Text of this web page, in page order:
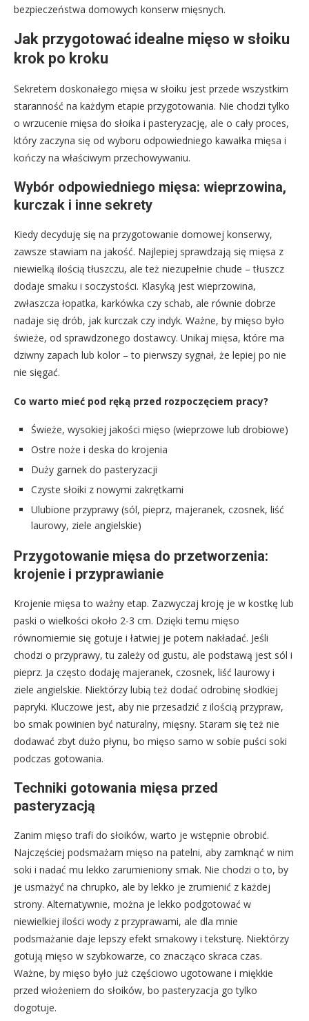
bezpieczeństwa domowych konserw mięsnych.
Jak przygotować idealne mięso w słoiku
krok po kroku
Sekretem doskonałego mięsa w słoiku jest przede wszystkim
staranność na każdym etapie przygotowania. Nie chodzi tylko
o wrzucenie mięsa do słoika i pasteryzację, ale o cały proces,
który zaczyna się od wyboru odpowiedniego kawałka mięsa i
kończy na właściwym przechowywaniu.
Wybór odpowiedniego mięsa: wieprzowina,
kurczak i inne sekrety
Kiedy decyduję się na przygotowanie domowej konserwy,
zawsze stawiam na jakość. Najlepiej sprawdzają się mięsa z
niewielką ilością tłuszczu, ale też niezupełnie chude – tłuszcz
dodaje smaku i soczystości. Klasyką jest wieprzowina,
zwłaszcza łopatka, karkówka czy schab, ale równie dobrze
nadaje się drób, jak kurczak czy indyk. Ważne, by mięso było
świeże, od sprawdzonego dostawcy. Unikaj mięsa, które ma
dziwny zapach lub kolor – to pierwszy sygnał, że lepiej po nie
nie sięgać.
Co warto mieć pod ręką przed rozpoczęciem pracy?
Świeże, wysokiej jakości mięso (wieprzowe lub drobiowe)
Ostre noże i deska do krojenia
Duży garnek do pasteryzacji
Czyste słoiki z nowymi zakrętkami
Ulubione przyprawy (sól, pieprz, majeranek, czosnek, liść
laurowy, ziele angielskie)
Przygotowanie mięsa do przetworzenia:
krojenie i przyprawianie
Krojenie mięsa to ważny etap. Zazwyczaj kroję je w kostkę lub
paski o wielkości około 2-3 cm. Dzięki temu mięso
równomiernie się gotuje i łatwiej je potem nakładać. Jeśli
chodzi o przyprawy, tu zależy od gustu, ale podstawą jest sól i
pieprz. Ja często dodaję majeranek, czosnek, liść laurowy i
ziele angielskie. Niektórzy lubią też dodać odrobinę słodkiej
papryki. Kluczowe jest, aby nie przesadzić z ilością przypraw,
bo smak powinien być naturalny, mięsny. Staram się też nie
dodawać zbyt dużo płynu, bo mięso samo w sobie puści soki
podczas gotowania.
Techniki gotowania mięsa przed
pasteryzacją
Zanim mięso trafi do słoików, warto je wstępnie obrobić.
Najczęściej podsmażam mięso na patelni, aby zamknąć w nim
soki i nadać mu lekko zarumieniony smak. Nie chodzi o to, by
je usmażyć na chrupko, ale by lekko je zrumienić z każdej
strony. Alternatywnie, można je lekko podgotować w
niewielkiej ilości wody z przyprawami, ale dla mnie
podsmażanie daje lepszy efekt smakowy i teksturę. Niektórzy
gotują mięso w szybkowarze, co znacząco skraca czas.
Ważne, by mięso było już częściowo ugotowane i miękkie
przed włożeniem do słoików, bo pasteryzacja go tylko
dogotuje.